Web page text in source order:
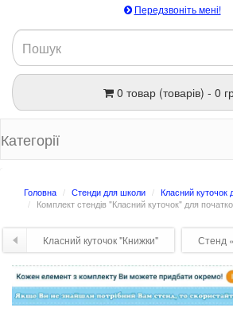
Передзвоніть мені!
0 товар (товарів) - 0
Категорії
Головна Стенди для школи
Класний куточок
Комплект стендів "Класний куточок" для
Класний куточок "Книжки" Стенд